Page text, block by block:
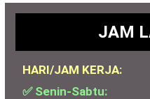
JAM
HARI/JAM KERJA:
✅ Senin-Sabtu: